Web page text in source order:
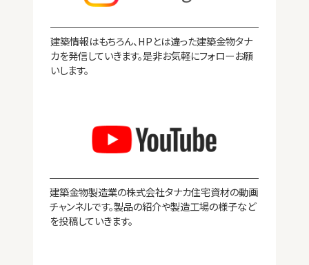
拠点紹介
サステナビリティ
お問い合わせ
お知らせ
建築情報はもちろん、HPとは違った建築金物タナ
カを発信していきます。是非お気軽にフォローお願
いします。
建築金物製造業の株式会社タナカ住宅資材の動画
チャンネルです。製品の紹介や製造工場の様子など
を投稿していきます。